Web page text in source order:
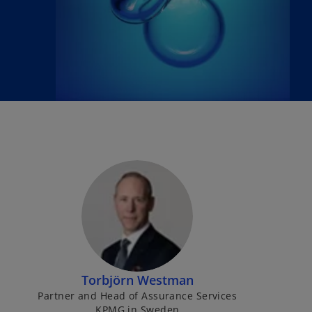
Torbjörn Westman
Partner and Head of Assurance Services